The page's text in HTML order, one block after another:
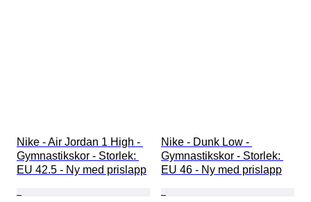
Nike - Air Jordan 1 High -
Gymnastikskor - Storlek:
EU 42.5 - Ny med prislapp
Nike - Dunk Low -
Gymnastikskor - Storlek:
EU 46 - Ny med prislapp